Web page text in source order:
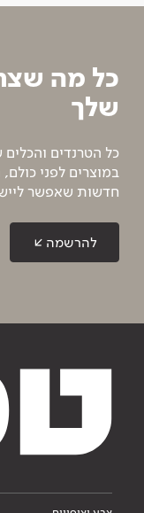
כל מה
שלך
כל הטרנדים
במוצרים לפני
חדשות שאפשר
להרשמה